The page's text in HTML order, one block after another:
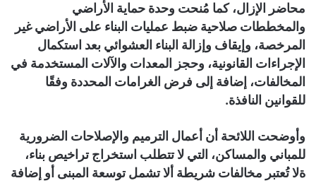
محاضر الإزال، كما مُنحت وحدة حماية الأراضي
والمخططات صلاحية ضبط عمليات البناء على الأراضي غير
المرخصة، وإيقاف وإزالة البناء العشوائي بعد استكمال
الإجراءات القانونية، وحجز المعدات والآلات المستخدمة في
المخالفات، إضافة إلى فرض الغرامات المحددة وفقًا
للقوانين النافذة.
وأوضحت اللائحة أن أعمال الترميم والإصلاحات الضرورية
للمباني والمساكن، التي لا تتطلب استخراج تراخيص بناء،
ةلا تُعتبر مخالفات شريطة ألا تشمل توسعة المبنى أو إضافة